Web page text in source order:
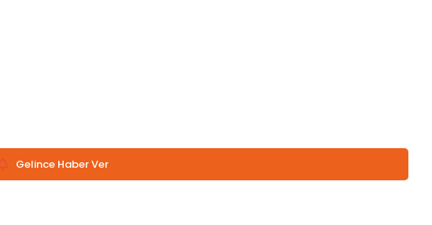
Gelince Haber Ver